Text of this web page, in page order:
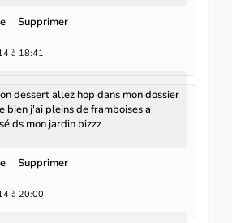
Supprimer
à 18:41
dessert allez hop dans mon dossier
bien j'ai pleins de framboises a
ds mon jardin bizzz
Supprimer
à 20:00